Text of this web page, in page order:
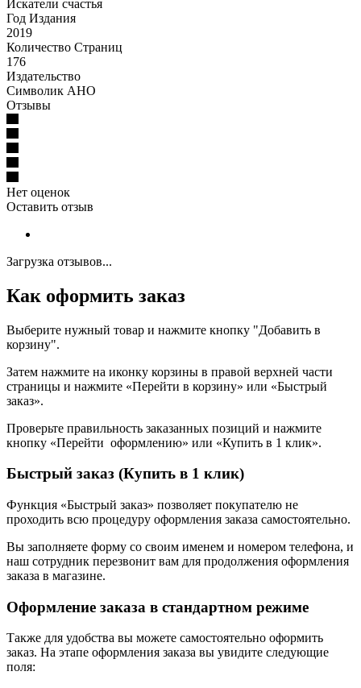
Искатели счастья
Год Издания
2019
Количество Страниц
176
Издательство
Символик АНО
Отзывы
Нет оценок
Оставить отзыв
Загрузка отзывов...
Как оформить заказ
Выберите нужный товар и нажмите кнопку "Добавить в
корзину".
Затем нажмите на иконку корзины в правой верхней части
страницы и нажмите «Перейти в корзину» или «Быстрый
заказ».
Проверьте правильность заказанных позиций и нажмите
кнопку «Перейти оформлению» или «Купить в 1 клик».
Быстрый заказ (Купить в 1 клик)
Функция «Быстрый заказ» позволяет покупателю не
проходить всю процедуру оформления заказа самостоятельно.
Вы заполняете форму со своим именем и номером телефона, и
наш сотрудник перезвонит вам для продолжения оформления
заказа в магазине.
Оформление заказа в стандартном режиме
Также для удобства вы можете самостоятельно оформить
заказ. На этапе оформления заказа вы увидите следующие
поля: